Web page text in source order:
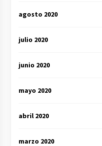
agosto 2020
julio 2020
junio 2020
mayo 2020
abril 2020
marzo 2020